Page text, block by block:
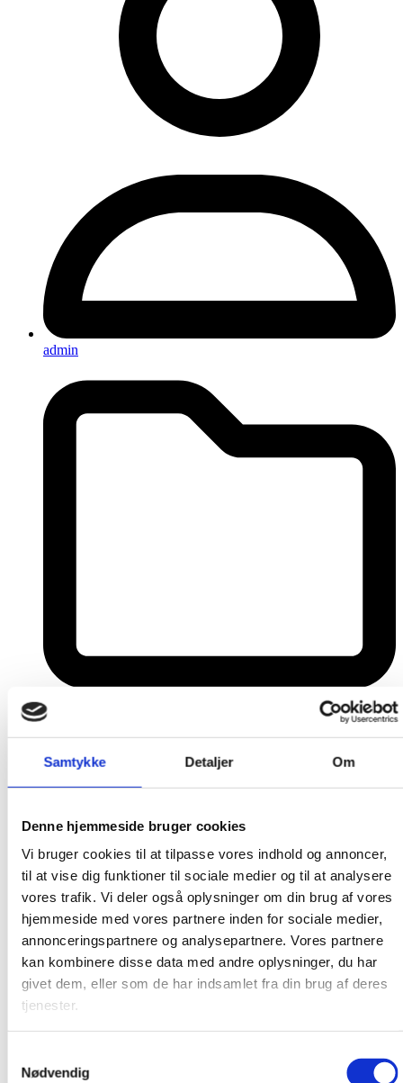
Samtykke Detaljer Om
Denne hjemmeside bruger cookies
Vi bruger cookies til at tilpasse vores indhold og annoncer,
til at vise dig funktioner til sociale medier og til at analysere
vores trafik. Vi deler også oplysninger om din brug af vores
hjemmeside med vores partnere inden for sociale medier,
annonceringspartnere og analysepartnere. Vores partnere
kan kombinere disse data med andre oplysninger, du har
givet dem, eller som de har indsamlet fra din brug af deres
tjenester.
Nødvendig
admin
FBSF nyheder